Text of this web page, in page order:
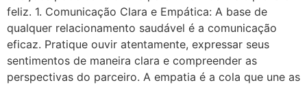
feliz. 1. Comunicação Clara e Empática: A base de
qualquer relacionamento saudável é a comunicação
eficaz. Pratique ouvir atentamente, expressar seus
sentimentos de maneira clara e compreender as
perspectivas do parceiro. A empatia é a cola que une as